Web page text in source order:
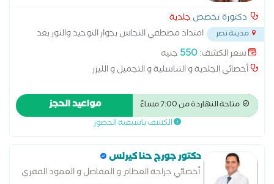
دكتورة تخصص جلدية
مدينة نصر
امتداد مصطفي النحاس بجوار التوحيد والنور بعد
مدرسه المنهل...
سعر الكشف:550 جنيه
أخصائي الجلدية و التناسلية و التجميل و الليزر
متاحة النهاردة من 7:00 مساءً مواعيد الحجز
الكشف باسبقية الحضور
دكتور جورج حنا كيرلس
أخصائي جراحة العظام و المفاصل و العمود الفقري